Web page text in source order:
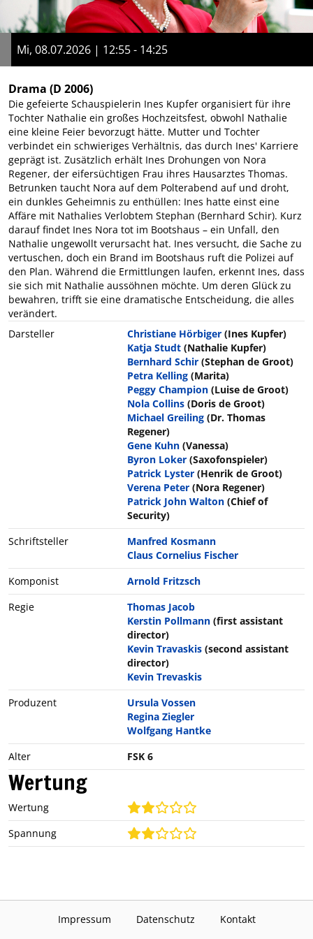
Mi, 08.07.2026 | 12:55 - 14:25
Drama (D 2006)
Die gefeierte Schauspielerin Ines Kupfer organisiert für ihre
Tochter Nathalie ein großes Hochzeitsfest, obwohl Nathalie
eine kleine Feier bevorzugt hätte. Mutter und Tochter
verbindet ein schwieriges Verhältnis, das durch Ines' Karriere
geprägt ist. Zusätzlich erhält Ines Drohungen von Nora
Regener, der eifersüchtigen Frau ihres Hausarztes Thomas.
Betrunken taucht Nora auf dem Polterabend auf und droht,
ein dunkles Geheimnis zu enthüllen: Ines hatte einst eine
Affäre mit Nathalies Verlobtem Stephan (Bernhard Schir). Kurz
darauf findet Ines Nora tot im Bootshaus – ein Unfall, den
Nathalie ungewollt verursacht hat. Ines versucht, die Sache zu
vertuschen, doch ein Brand im Bootshaus ruft die Polizei auf
den Plan. Während die Ermittlungen laufen, erkennt Ines, dass
sie sich mit Nathalie aussöhnen möchte. Um deren Glück zu
bewahren, trifft sie eine dramatische Entscheidung, die alles
verändert.
Darsteller
Christiane Hörbiger (Ines Kupfer)
Katja Studt (Nathalie Kupfer)
Bernhard Schir (Stephan de Groot)
Petra Kelling (Marita)
Peggy Champion (Luise de Groot)
Nola Collins (Doris de Groot)
Michael Greiling (Dr. Thomas
Regener)
Gene Kuhn (Vanessa)
Byron Loker (Saxofonspieler)
Patrick Lyster (Henrik de Groot)
Verena Peter (Nora Regener)
Patrick John Walton (Chief of
Security)
Schriftsteller
Manfred Kosmann
Claus Cornelius Fischer
Komponist
Arnold Fritzsch
Regie
Thomas Jacob
Kerstin Pollmann (first assistant
director)
Kevin Travaskis (second assistant
director)
Kevin Trevaskis
Produzent
Ursula Vossen
Regina Ziegler
Wolfgang Hantke
Alter
FSK 6
Wertung
Wertung
Spannung
Impressum Datenschutz Kontakt